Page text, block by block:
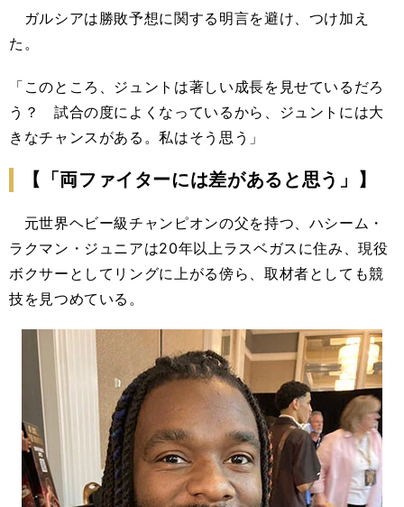
ガルシアは勝敗予想に関する明言を避け、つけ加え
た。
「このところ、ジュントは著しい成長を見せているだろ
う？ 試合の度によくなっているから、ジュントには大
きなチャンスがある。私はそう思う」
【「両ファイターには差があると思う」】
元世界ヘビー級チャンピオンの父を持つ、ハシーム・
ラクマン・ジュニアは20年以上ラスベガスに住み、現役
ボクサーとしてリングに上がる傍ら、取材者としても競
技を見つめている。